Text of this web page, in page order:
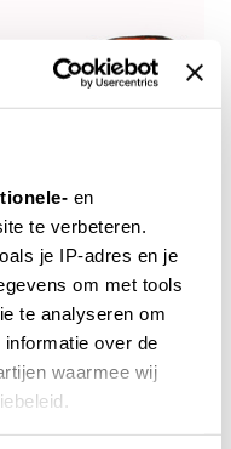
en
te verbeteren.
je IP-adres en je
om met tools
te analyseren om
over de
waarmee wij